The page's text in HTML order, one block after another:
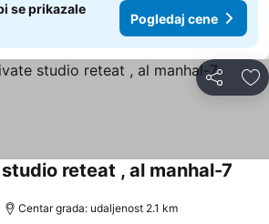
se prikazale
Pogledaj cene
Deli
reteat , al manhal-7
Centar grada: udaljenost 2.1 km